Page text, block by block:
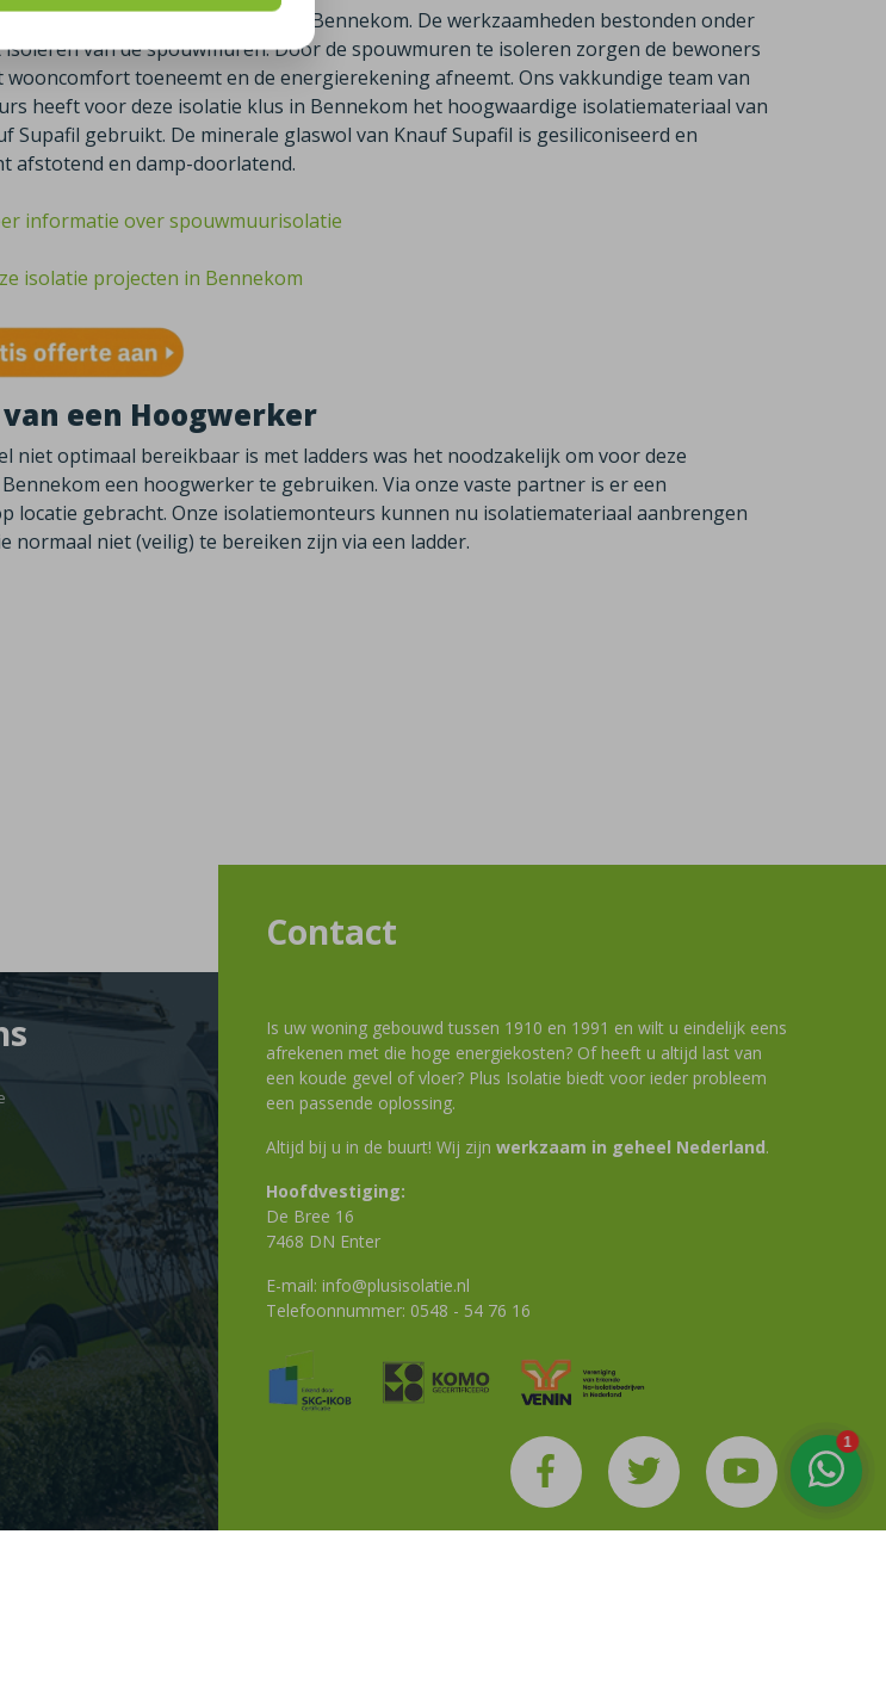
was op 12-06-2024 te vinden in Bennekom. De werkzaamheden bestonden onder
van de spouwmuren. Door de spouwmuren te isoleren zorgen de bewoners
toeneemt en de energierekening afneemt. Ons vakkundige team van
heeft voor deze isolatie klus in Bennekom het hoogwaardige isolatiemateriaal van
Supafil gebruikt. De minerale glaswol van Knauf Supafil is gesiliconiseerd en
afstotend en damp-doorlatend.
informatie over spouwmuurisolatie
isolatie projecten in Bennekom
een Hoogwerker
niet optimaal bereikbaar is met ladders was het noodzakelijk om voor deze
een hoogwerker te gebruiken. Via onze vaste partner is er een
locatie gebracht. Onze isolatiemonteurs kunnen nu isolatiemateriaal aanbrengen
normaal niet (veilig) te bereiken zijn via een ladder.
Contact
Is uw woning gebouwd tussen 1910 en 1991 en wilt u eindelijk eens
afrekenen met die hoge energiekosten? Of heeft u altijd last van
een koude gevel of vloer? Plus Isolatie biedt voor ieder probleem
een passende oplossing.
Altijd bij u in de buurt! Wij zijn werkzaam in geheel Nederland.
Hoofdvestiging:
De Bree 16
7468 DN Enter
E-mail: info@plusisolatie.nl
Telefoonnummer: 0548 - 54 76 16